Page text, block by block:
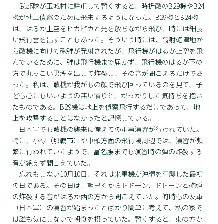
武部隊が玉城村に駐屯して暫くすると、時折敵のB29機やB24
機が地上偵察のために飛来するようになった。B29機とB24機
は、はるか上空をピカピカと光を放ちながら飛び、時には細長
い飛行雲を出すこともあった。そういう時には、高射砲陣地か
ら敵機に向けて砲弾が発射されたが、飛行機がはるか上空を飛
んでいるために、弾は飛行機まで届かず、飛行機のはるか下の
方で丸っこい黒煙を出して炸裂し、その音が聞こえるだけであ
った。私は、敵機が我がもの顔で飛び回っているのを見て、子
ども心にもいいようの無い憤りと、がっかりした気持ちを抱い
たものである。B29機は地上を偵察飛行するだけであって、地
上を攻撃することはなかったと記憶している。
日本軍でも敵機の襲来に備えての軍事演習が行われていた。
特に、小禄（那覇市）や中頭方面の飛行場周辺では、演習が頻
繁に行われていたようで、富名腰までも演習時の弾の炸裂する
音が絶えず聞こえていた。
忘れもしない10月10日、それは米軍機が沖縄を空襲した最初
の日である。その日は、朝早くからドドーン、ドドーンと砲弾
の炸裂する音がはるか西の方から聞こえていた。何時もの友軍
（日本軍）の演習が始まったとばかり簡単に考えて、私の家で
は誰も気にしないで朝食を摂っていた。暫くすると、東の方か